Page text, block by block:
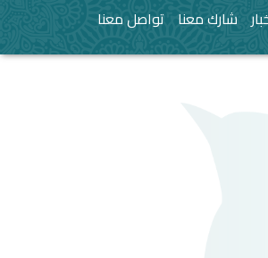
شارك معنا تواصل معنا